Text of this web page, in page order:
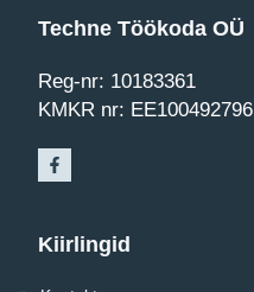
Techne Töökoda OÜ
Reg-nr: 10183361
KMKR nr: EE100492796
Kiirlingid